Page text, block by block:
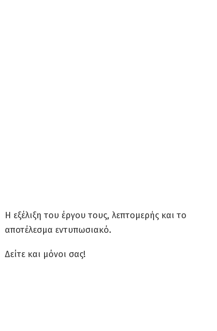
Η εξέλιξη του έργου τους, λεπτομερής και το
αποτέλεσμα εντυπωσιακό.
Δείτε και μόνοι σας!